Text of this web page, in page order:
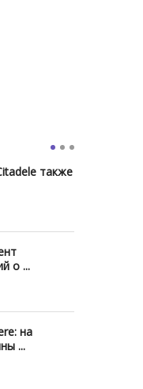
также
о ...
на
...